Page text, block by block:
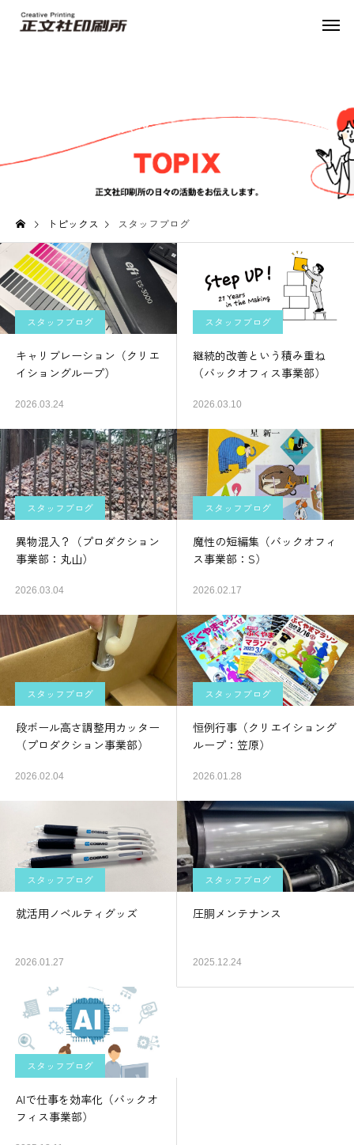
スタッフブログ
トピックス スタッフブログ
スタッフブログ
キャリブレーション（クリエ
イショングループ）
2026.03.24
スタッフブログ
継続的改善という積み重ね
（バックオフィス事業部）
2026.03.10
スタッフブログ
異物混入？（プロダクション
事業部：丸山）
2026.03.04
スタッフブログ
魔性の短編集（バックオフィ
ス事業部：S）
2026.02.17
スタッフブログ
段ボール高さ調整用カッター
（プロダクション事業部）
2026.02.04
スタッフブログ
恒例行事（クリエイショング
ループ：笠原）
2026.01.28
スタッフブログ
就活用ノベルティグッズ
2026.01.27
スタッフブログ
圧胴メンテナンス
2025.12.24
スタッフブログ
AIで仕事を効率化（バックオ
フィス事業部）